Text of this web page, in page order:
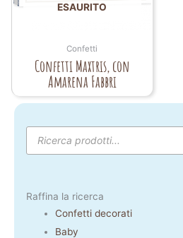
ESAURITO
Confetti
Confetti Maxtris, con
Amarena Fabbri
Products
search
Raffina la ricerca
Confetti decorati
Baby